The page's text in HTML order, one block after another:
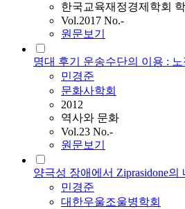
한국교육재정경제학회
Vol.2017 No.-
원문보기
명대 후기 운송수단의 이용 :
민경준
문화사학회
2012
역사와 문화
Vol.23 No.-
원문보기
양극성 장애에서 Ziprasidone의
민경준
대한우울조울병학회